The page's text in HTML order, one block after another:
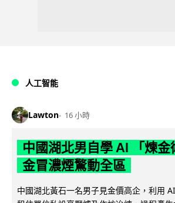
人工智能
Lawton 16 小時
中國湖北男自學 AI 「煉金
金冒濃煙驚動全區
中國湖北黃石一名男子見金價高企，利用